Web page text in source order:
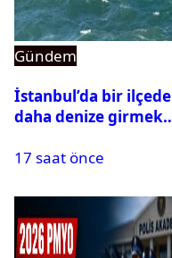
Gündem
İstanbul’da bir ilçede
daha denize girmek
17 saat önce